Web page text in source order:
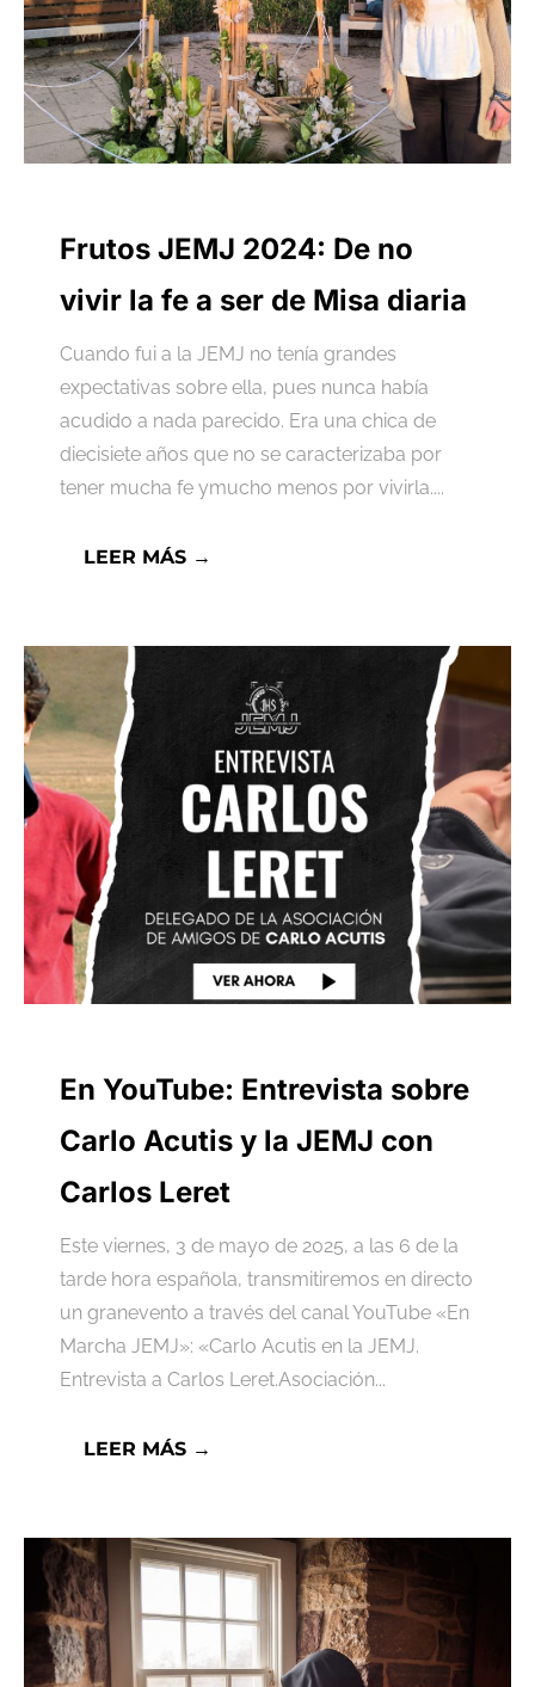
Frutos JEMJ 2024: De no
vivir la fe a ser de Misa diaria
Cuando fui a la JEMJ no tenía grandes
expectativas sobre ella, pues nunca había
acudido a nada parecido. Era una chica de
diecisiete años que no se caracterizaba por
tener mucha fe ymucho menos por vivirla....
LEER MÁS →
En YouTube: Entrevista sobre
Carlo Acutis y la JEMJ con
Carlos Leret
Este viernes, 3 de mayo de 2025, a las 6 de la
tarde hora española, transmitiremos en directo
un granevento a través del canal YouTube «En
Marcha JEMJ»: «Carlo Acutis en la JEMJ.
Entrevista a Carlos Leret.Asociación...
LEER MÁS →